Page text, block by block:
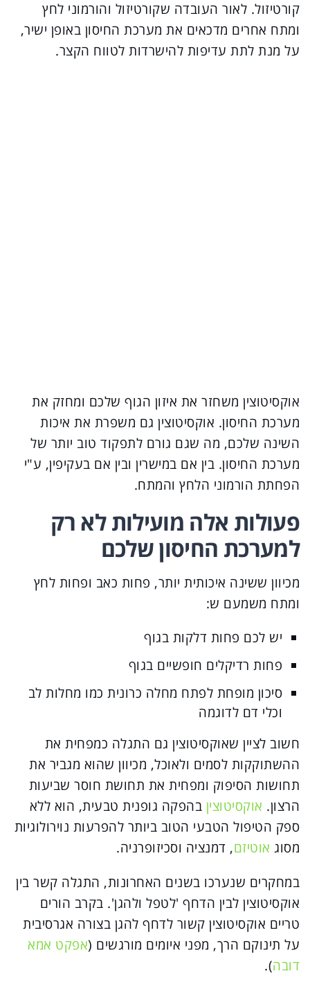
קורטיזול. לאור העובדה שקורטיזול והורמוני לחץ
ומתח אחרים מדכאים את מערכת החיסון באופן ישיר,
על מנת לתת עדיפות להישרדות לטווח הקצר.
אוקסיטוצין משחזר את איזון הגוף שלכם ומחזק את
מערכת החיסון. אוקסיטוצין גם משפרת את איכות
השינה שלכם, מה שגם גורם לתפקוד טוב יותר של
מערכת החיסון. בין אם במישרין ובין אם בעקיפין, ע"י
הפחתת הורמוני הלחץ והמתח.
פעולות אלה מועילות לא רק
למערכת החיסון שלכם
מכיוון ששינה איכותית יותר, פחות כאב ופחות לחץ
ומתח משמעם ש:
יש לכם פחות דלקות בגוף
פחות רדיקלים חופשיים בגוף
סיכון מופחת לפתח מחלה כרונית כמו מחלות לב
וכלי דם לדוגמה
חשוב לציין שאוקסיטוצין גם התגלה כמפחית את
ההשתוקקות לסמים ולאוכל, מכיוון שהוא מגביר את
תחושות הסיפוק ומפחית את תחושת חוסר שביעות
הרצון. אוקסיטוצין בהפקה גופנית טבעית, הוא ללא
ספק הטיפול הטבעי הטוב ביותר להפרעות נוירולוגיות
מסוג אוטיזם, דמנציה וסכיזופרניה.
במחקרים שנערכו בשנים האחרונות, התגלה קשר בין
אוקסיטוצין לבין הדחף 'לטפל ולהגן'. בקרב הורים
טריים אוקסיטוצין קשור לדחף להגן בצורה אגרסיבית
על תינוקם הרך, מפני איומים מורגשים (אפקט אמא
דובה).